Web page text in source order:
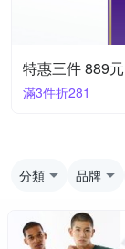
特惠三件 889元
滿3件折281
分類 品牌